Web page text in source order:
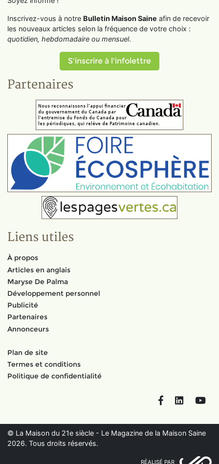
Inscrivez-vous à notre Bulletin Maison Saine afin de recevoir
les nouveaux articles selon la fréquence de votre choix :
quotidien, hebdomadaire ou mensuel.
S'inscrire à l'infolettre
Partenaires
Liens utiles
À propos
Articles en anglais
Maryse De Palma
Développement personnel
Publicité
Partenaires
Annonceurs
Plan de site
Termes et conditions
Politique de confidentialité
FacebookLinkedIn
© La Maison du 21e siècle - Le Magazine de la Maison Saine
2026. Tous droits réservés.
RÉALISÉ PAR